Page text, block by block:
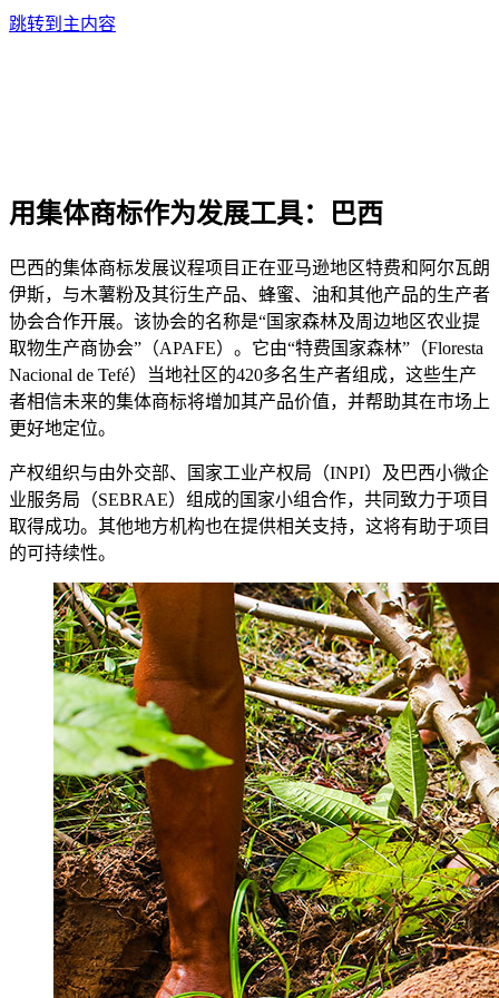
跳转到主内容
用集体商标作为发展工具：巴西
巴西的集体商标发展议程项目正在亚马逊地区特费和阿尔瓦朗
伊斯，与木薯粉及其衍生产品、蜂蜜、油和其他产品的生产者
协会合作开展。该协会的名称是“国家森林及周边地区农业提
取物生产商协会”（APAFE）。它由“特费国家森林”（Floresta
Nacional de Tefé）当地社区的420多名生产者组成，这些生产
者相信未来的集体商标将增加其产品价值，并帮助其在市场上
更好地定位。
产权组织与由外交部、国家工业产权局（INPI）及巴西小微企
业服务局（SEBRAE）组成的国家小组合作，共同致力于项目
取得成功。其他地方机构也在提供相关支持，这将有助于项目
的可持续性。